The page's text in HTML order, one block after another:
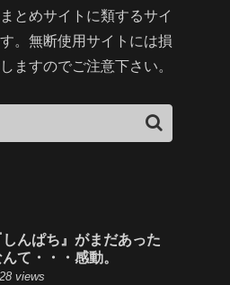
とめサイトに類するサイ
。無断使用サイトには損
ますのでご注意下さい。
しんぱち』がまだあった
て・・・感動。
views